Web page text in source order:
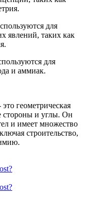
для
явлений, таких как
для
и аммиак.
геометрическая
стороны и углы. Он
и имеет множество
строительство,